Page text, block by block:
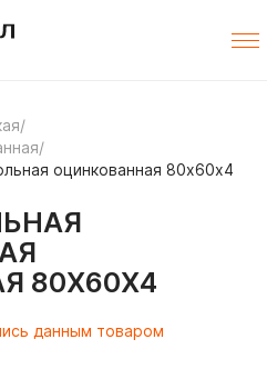
/
/
оцинкованная 80х60х4
80Х60Х4
данным товаром